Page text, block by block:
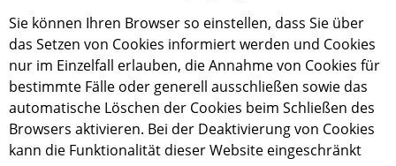
Sie können Ihren Browser so einstellen, dass Sie über
das Setzen von Cookies informiert werden und Cookies
nur im Einzelfall erlauben, die Annahme von Cookies für
bestimmte Fälle oder generell ausschließen sowie das
automatische Löschen der Cookies beim Schließen des
Browsers aktivieren. Bei der Deaktivierung von Cookies
kann die Funktionalität dieser Website eingeschränkt